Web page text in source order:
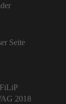
Seite
2018